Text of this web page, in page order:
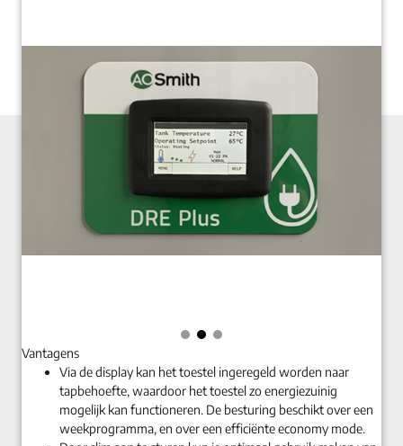
Vantagens
Via de display kan het toestel ingeregeld worden naar
tapbehoefte, waardoor het toestel zo energiezuinig
mogelijk kan functioneren. De besturing beschikt over een
weekprogramma, en over een efficiënte economy mode.